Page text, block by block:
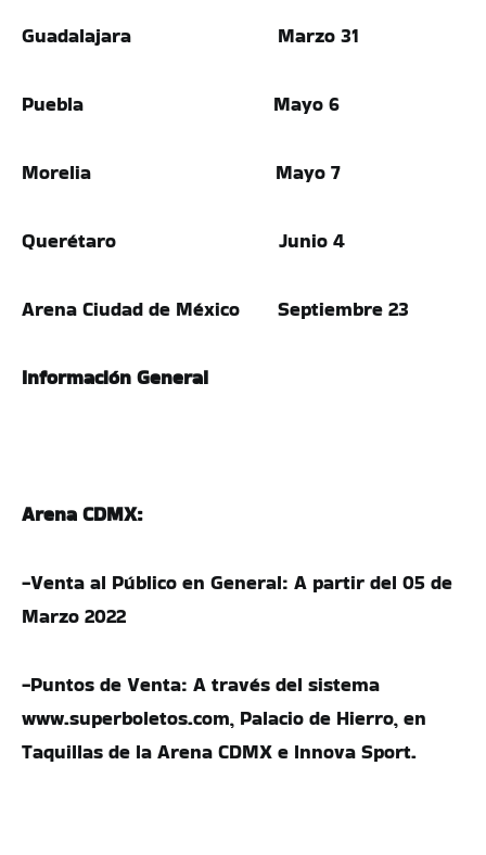
Guadalajara Marzo 31
Puebla Mayo 6
Morelia Mayo 7
Querétaro Junio 4
Arena Ciudad de México Septiembre 23
Información General
Arena CDMX:
-Venta al Público en General: A partir del 05 de
Marzo 2022
-Puntos de Venta: A través del sistema
www.superboletos.com, Palacio de Hierro, en
Taquillas de la Arena CDMX e Innova Sport.